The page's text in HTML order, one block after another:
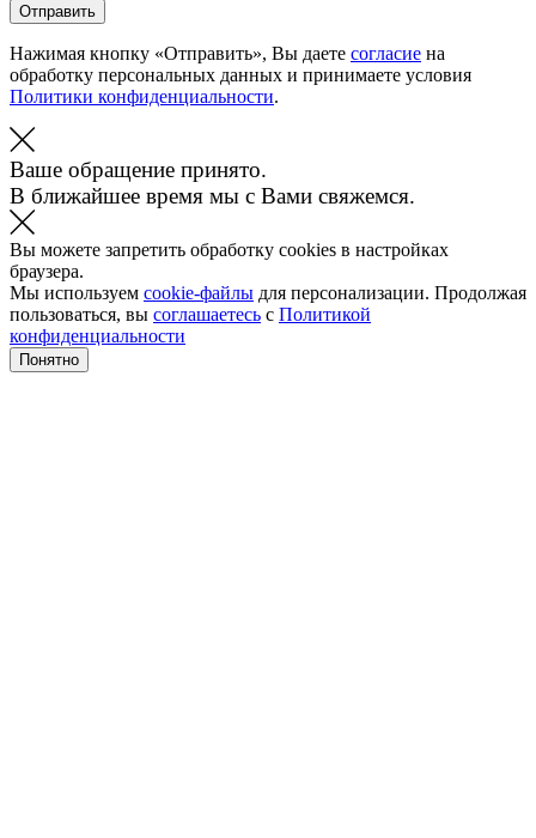
Отправить
Нажимая кнопку «Отправить», Вы даете согласие на
обработку персональных данных и принимаете условия
Политики конфиденциальности.
Ваше обращение принято.
В ближайшее время мы с Вами свяжемся.
Вы можете запретить обработку cookies в настройках
браузера.
Мы используем cookie-файлы для персонализации. Продолжая
пользоваться, вы соглашаетесь с Политикой
конфиденциальности
Понятно